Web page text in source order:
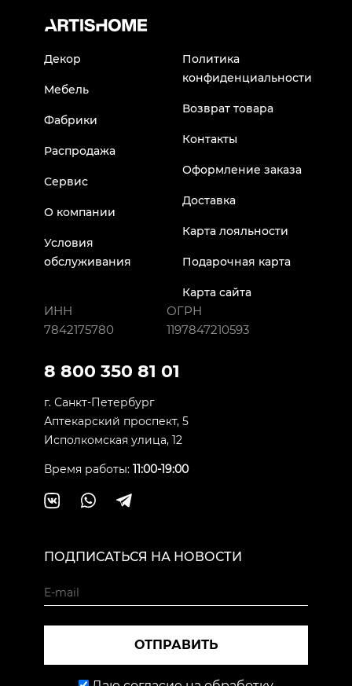
Декор
Мебель
Фабрики
Распродажа
Сервис
О компании
Условия
обслуживания
Политика
конфиденциальности
Возврат товара
Контакты
Оформление заказа
Доставка
Карта лояльности
Подарочная карта
Карта сайта
ИНН
7842175780
ОГРН
1197847210593
8 800 350 81 01
г. Санкт-Петербург
Аптекарский проспект, 5
Исполкомская улица, 12
Время работы: 11:00-19:00
ПОДПИСАТЬСЯ НА НОВОСТИ
ОТПРАВИТЬ